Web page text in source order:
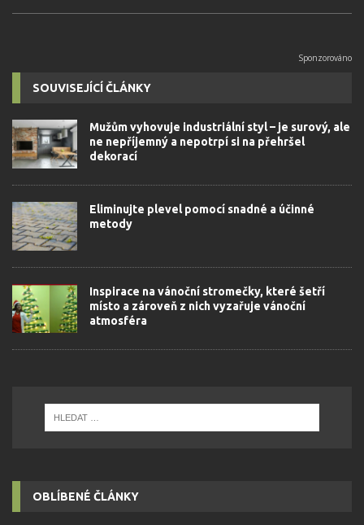
SOUVISEJÍCÍ ČLÁNKY
Mužům vyhovuje industriální styl – je surový, ale
ne nepříjemný a nepotrpí si na přehršel
dekorací
Eliminujte plevel pomocí snadné a účinné
metody
Inspirace na vánoční stromečky, které šetří
místo a zároveň z nich vyzařuje vánoční
atmosféra
OBLÍBENÉ ČLÁNKY